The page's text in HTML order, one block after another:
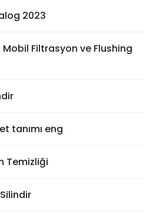
2023
Mobil Filtrasyon ve Flushing
tanımı eng
Temizliği